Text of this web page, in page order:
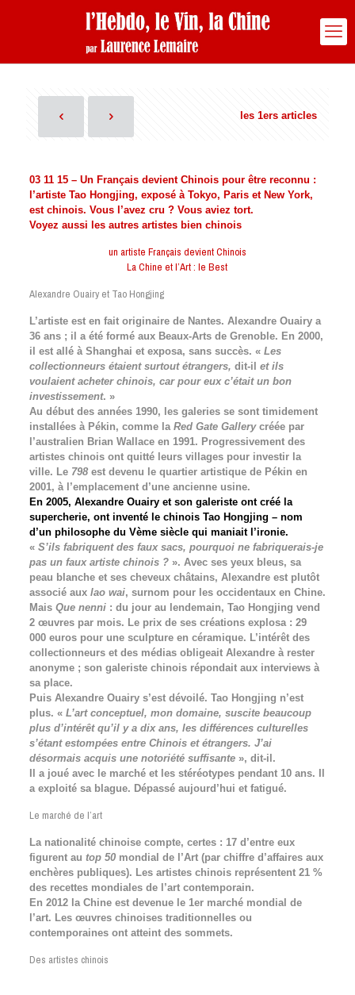
les 1ers articles
03 11 15 – Un Français devient Chinois pour être reconnu :
l’artiste Tao Hongjing, exposé à Tokyo, Paris et New York,
est chinois. Vous l’avez cru ? Vous aviez tort.
Voyez aussi les autres artistes bien chinois
un artiste Français devient Chinois
La Chine et l’Art : le Best
Alexandre Ouairy et Tao Hongjing
L’artiste est en fait originaire de Nantes. Alexandre Ouairy a
36 ans ; il a été formé aux Beaux-Arts de Grenoble. En 2000,
il est allé à Shanghai et exposa, sans succès. « Les
collectionneurs étaient surtout étrangers, dit-il et ils
voulaient acheter chinois, car pour eux c’était un bon
investissement. »
Au début des années 1990, les galeries se sont timidement
installées à Pékin, comme la Red Gate Gallerycréée par
l’australien Brian Wallace en 1991. Progressivement des
artistes chinois ont quitté leurs villages pour investir la
ville. Le 798est devenu le quartier artistique de Pékin en
2001, à l’emplacement d’une ancienne usine.
En 2005, Alexandre Ouairy et son galeriste ont créé la
supercherie, ont inventé le chinois Tao Hongjing – nom
d’un philosophe du Vème siècle qui maniait l’ironie.
« S’ils fabriquent des faux sacs, pourquoi ne fabriquerais-je
pas un faux artiste chinois ? ». Avec ses yeux bleus, sa
peau blanche et ses cheveux châtains, Alexandre est plutôt
associé aux lao wai, surnom pour les occidentaux en Chine.
Mais Que nenni: du jour au lendemain, Tao Hongjing vend
2 œuvres par mois. Le prix de ses créations explosa : 29
000 euros pour une sculpture en céramique. L’intérêt des
collectionneurs et des médias obligeait Alexandre à rester
anonyme ; son galeriste chinois répondait aux interviews à
sa place.
Puis Alexandre Ouairy s’est dévoilé. Tao Hongjing n’est
plus. « L’art conceptuel, mon domaine, suscite beaucoup
plus d’intérêt qu’il y a dix ans, les différences culturelles
s’étant estompées entre Chinois et étrangers. J’ai
désormais acquis une notoriété suffisante», dit-il.
Il a joué avec le marché et les stéréotypes pendant 10 ans. Il
a exploité sa blague. Dépassé aujourd’hui et fatigué.
Le marché de l’art
La nationalité chinoise compte, certes : 17 d’entre eux
figurent au top 50mondial de l’Art (par chiffre d’affaires aux
enchères publiques). Les artistes chinois représentent 21 %
des recettes mondiales de l’art contemporain.
En 2012 la Chine est devenue le 1er marché mondial de
l’art. Les œuvres chinoises traditionnelles ou
contemporaines ont atteint des sommets.
Des artistes chinois